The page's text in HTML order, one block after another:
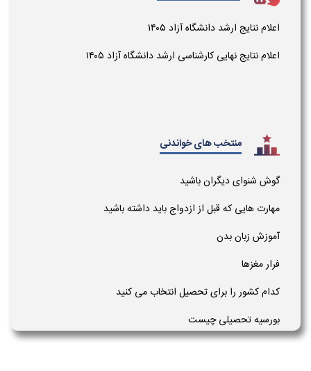
اعلام نتایج ارشد دانشگاه آزاد ۱۴۰۵
اعلام نتایج نهایی کارشناسی ارشد دانشگاه آزاد ۱۴۰۵
منتخب های خواندنی
گوش شنوای دیگران باشید
مهارت هایی که قبل از ازدواج باید داشته باشید
آموزش زبان بدن
فرار مغزها
کدام کشور را برای تحصیل انتخاب می کنید
بورسیه تحصیلی چیست